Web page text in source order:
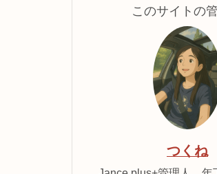
このサイトの
つくね